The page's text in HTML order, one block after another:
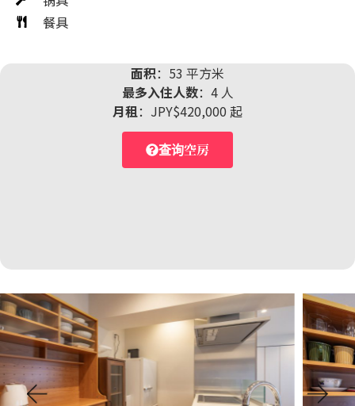
餐具
面积：53 平方米
最多入住人数：4 人
月租：JPY$420,000 起
查询空房